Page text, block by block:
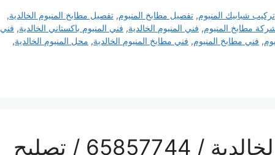
تركيب شبابيك المنيوم,تفصيل مطابخ المنيوم,تفصيل مطابخ المنيوم الخالدية,
مطابخ المنيوم, فني المنيوم الخالدية, فني المنيوم باكستاني الخالدية, فني
, فني مطابخ المنيوم, فني مطابخ المنيوم الخالدية, محل المنيوم الخالدية,
رقم صيانة المنيوم الخالدية / 65857744 / تصليح